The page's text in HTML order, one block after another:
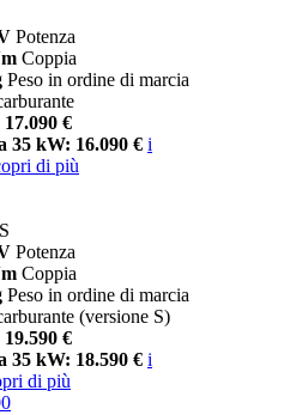
Potenza
Coppia
Peso in ordine di marcia
€
35 kW: 16.090 € i
di più
Potenza
Coppia
Peso in ordine di marcia
(versione S)
€
35 kW: 18.590 € i
di più